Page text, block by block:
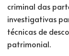
criminal das
investigativas
técnicas de
patrimonial.